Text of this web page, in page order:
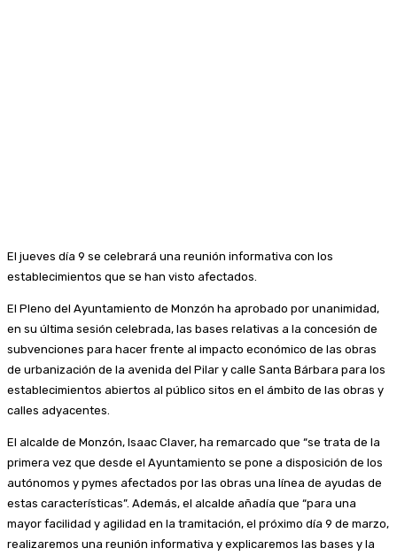
El jueves día 9 se celebrará una reunión informativa con los
establecimientos que se han visto afectados.
El Pleno del Ayuntamiento de Monzón ha aprobado por unanimidad,
en su última sesión celebrada, las bases relativas a la concesión de
subvenciones para hacer frente al impacto económico de las obras
de urbanización de la avenida del Pilar y calle Santa Bárbara para los
establecimientos abiertos al público sitos en el ámbito de las obras y
calles adyacentes.
El alcalde de Monzón, Isaac Claver, ha remarcado que “se trata de la
primera vez que desde el Ayuntamiento se pone a disposición de los
autónomos y pymes afectados por las obras una línea de ayudas de
estas características”. Además, el alcalde añadía que “para una
mayor facilidad y agilidad en la tramitación, el próximo día 9 de marzo,
realizaremos una reunión informativa y explicaremos las bases y la